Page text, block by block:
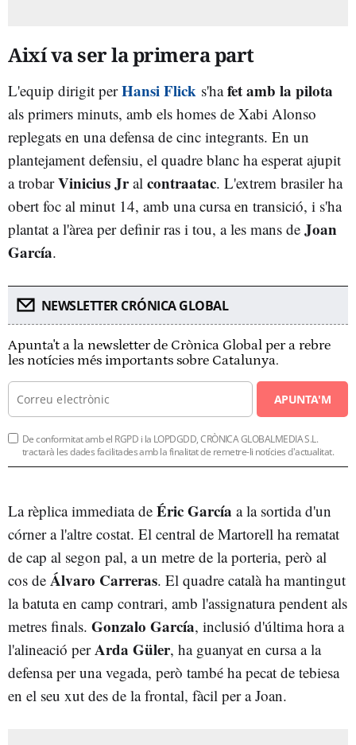
Així va ser la primera part
L'equip dirigit perHansi Flick s'hafet amb la pilota
als primers minuts, amb els homes de Xabi Alonso
replegats en una defensa de cinc integrants. En un
plantejament defensiu, el quadre blanc ha esperat ajupit
a trobarVinicius Jral contraatac. L'extrem brasiler ha
obert foc al minut 14, amb una cursa en transició, i s'ha
plantat a l'àrea per definir ras i tou, a les mans de Joan
García.
NEWSLETTER CRÓNICA GLOBAL
Apunta't a la newsletter de Crònica Global per a rebre
les notícies més importants sobre Catalunya.
APUNTA'M
De conformitat amb el RGPD i la LOPDGDD, CRÒNICA GLOBALMEDIA S.L.
tractarà les dades facilitades amb la finalitat de remetre-li notícies d'actualitat.
La rèplica immediata de Éric García a la sortida d'un
córner a l'altre costat. El central de Martorell ha rematat
de cap al segon pal, a un metre de la porteria, però al
cos de Álvaro Carreras. El quadre català ha mantingut
la batuta en camp contrari, amb l'assignatura pendent als
metres finals. Gonzalo García, inclusió d'última hora a
l'alineació perArda Güler, ha guanyat en cursa a la
defensa per una vegada, però també ha pecat de tebiesa
en el seu xut des de la frontal, fàcil per a Joan.